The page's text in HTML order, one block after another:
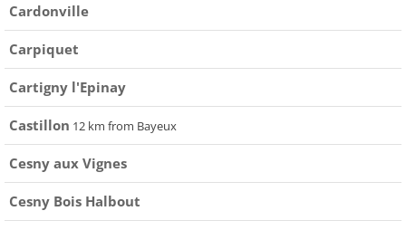
Cardonville
Carpiquet
Cartigny l'Epinay
Castillon 12 km from Bayeux
Cesny aux Vignes
Cesny Bois Halbout